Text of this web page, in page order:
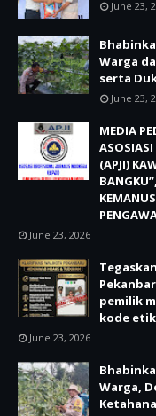
June 23,
Warga
serta
June 23,
MEDIA
ASOSIASI
(APJI)
June 23, 2026
pemilik
kode
June 23, 2026
Warga,